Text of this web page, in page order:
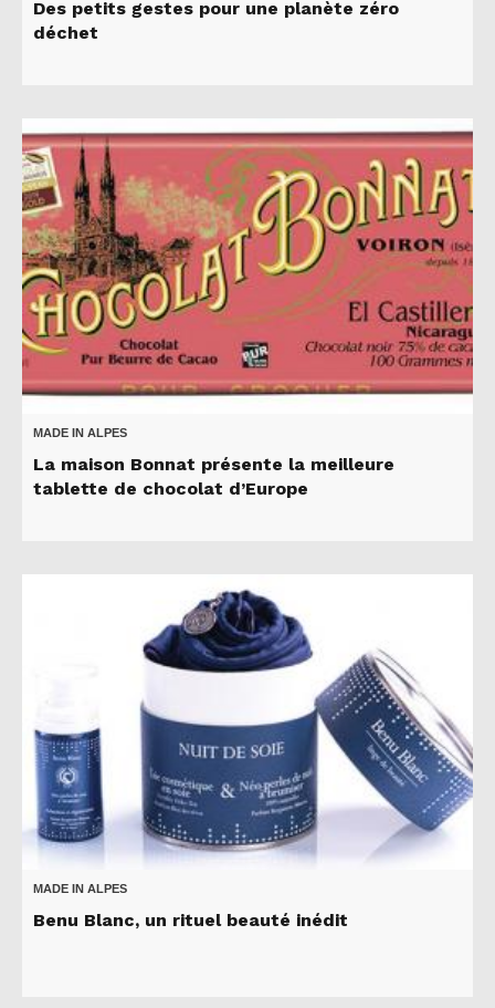
Des petits gestes pour une planète zéro
déchet
MADE IN ALPES
La maison Bonnat présente la meilleure
tablette de chocolat d’Europe
MADE IN ALPES
Benu Blanc, un rituel beauté inédit